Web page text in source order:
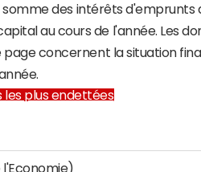
somme des intérêts d'emprunts
au cours de l'année. Les
concernent la situation
les plus endettées
l'Economie)